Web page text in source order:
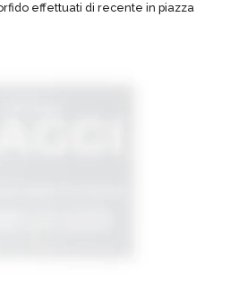
effettuati di recente in piazza